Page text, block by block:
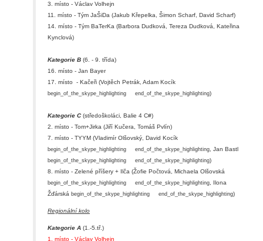
3. místo - Václav Volhejn
11. místo - Tým JaŠiDa (Jakub Křepelka, Šimon Scharf, David Scharf)
14. místo - Tým BaTerKa (Barbora Dudková, Tereza Dudková, Kateřina
Kynclová)
Kategorie B (6. - 9. třída)
16. místo - Jan Bayer
17. místo - Kačeři (Vojtěch Petrák, Adam Kocík
begin_of_the_skype_highlighting end_of_the_skype_highlighting)
Kategorie C(středoškoláci, Balie 4 C#)
2. místo - Tom+Jirka (Jiří Kučera, Tomáš Pvlín)
7. místo - TYYM (Vladimír Olšovský, David Kocík
begin_of_the_skype_highlighting end_of_the_skype_highlighting , Jan Bastl
begin_of_the_skype_highlighting end_of_the_skype_highlighting)
8. místo - Zelené příšery + Ilča (Žofie Počtová, Michaela Olšovská
begin_of_the_skype_highlighting end_of_the_skype_highlighting , Ilona
Žďárská begin_of_the_skype_highlighting end_of_the_skype_highlighting)
Regionální kolo
Kategorie A (1.-5.tř.)
1. místo - Václav Volhejn